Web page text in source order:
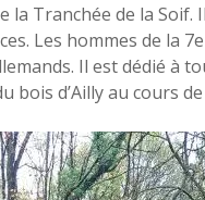
Tranchée de la Soif. Il
Les hommes de la
Il est dédié à
d’Ailly au cours